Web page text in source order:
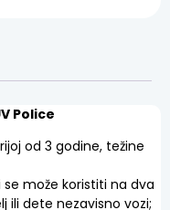
Police
od 3 godine, težine
može koristiti na dva
ili dete nezavisno vozi;